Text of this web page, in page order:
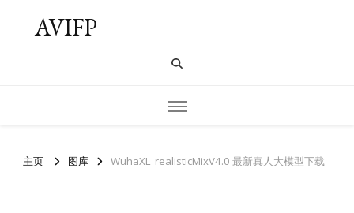
AVIFP
主页 图库 WuhaXL_realisticMixV4.0 最新真人大模型下载